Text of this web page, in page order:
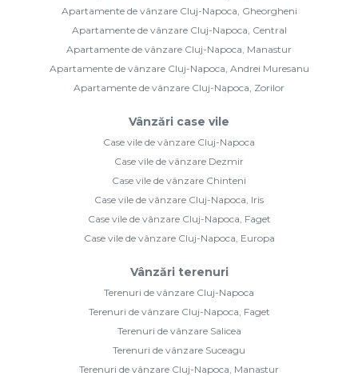
Apartamente de vânzare Cluj-Napoca, Gheorgheni
Apartamente de vânzare Cluj-Napoca, Central
Apartamente de vânzare Cluj-Napoca, Manastur
Apartamente de vânzare Cluj-Napoca, Andrei Muresanu
Apartamente de vânzare Cluj-Napoca, Zorilor
Vânzări case vile
Case vile de vânzare Cluj-Napoca
Case vile de vânzare Dezmir
Case vile de vânzare Chinteni
Case vile de vânzare Cluj-Napoca, Iris
Case vile de vânzare Cluj-Napoca, Faget
Case vile de vânzare Cluj-Napoca, Europa
Vânzări terenuri
Terenuri de vânzare Cluj-Napoca
Terenuri de vânzare Cluj-Napoca, Faget
Terenuri de vânzare Salicea
Terenuri de vânzare Suceagu
Terenuri de vânzare Cluj-Napoca, Manastur